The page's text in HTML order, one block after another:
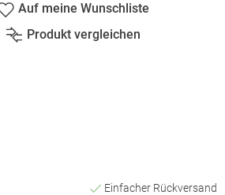
Auf meine Wunschliste
Produkt vergleichen
Einfacher Rückversand